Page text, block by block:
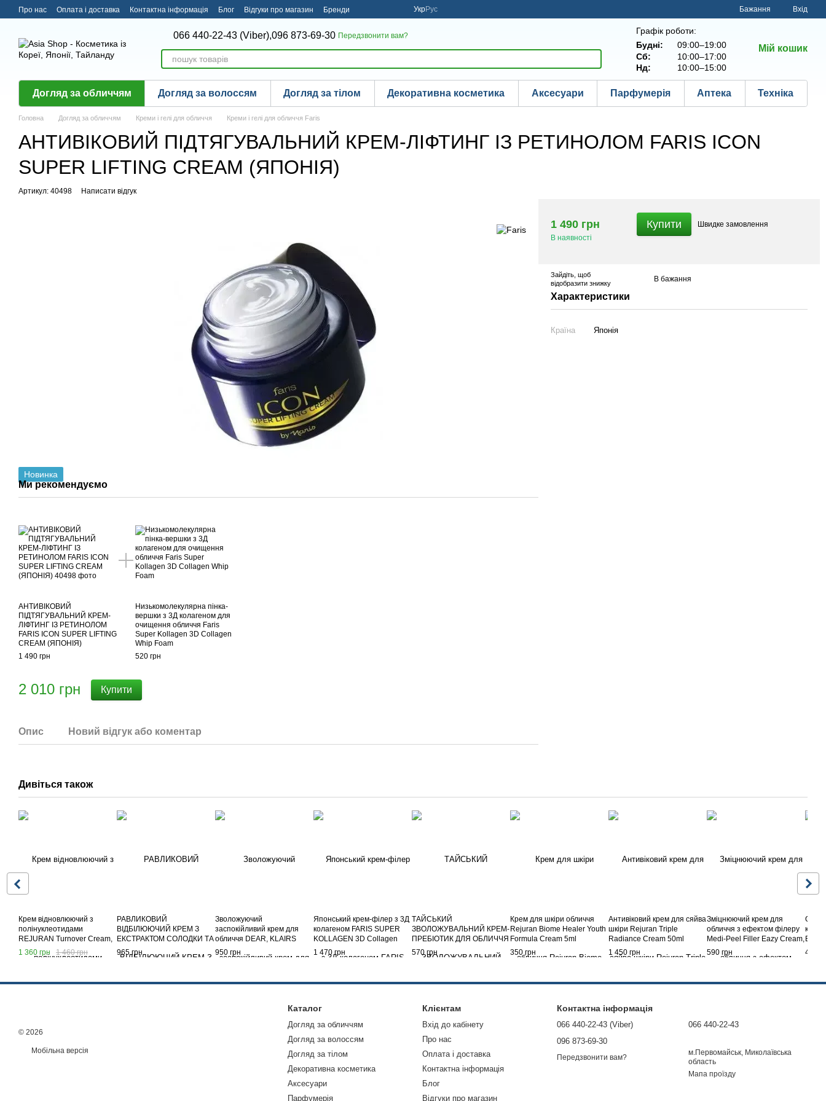
Перейти до основного контенту
Про нас Оплата і доставка Контактна інформація Блог Відгуки про магазин Бренди УкрРус Бажання Вхід
066 440-22-43 (Viber),096 873-69-30 Передзвонити вам?
Графік роботи:
Будні:
09:00–19:00
Сб:
10:00–17:00
Нд:
10:00–15:00
Мій кошик
Догляд за обличчям Догляд за волоссям Догляд за тілом Декоративна косметика Аксесуари Парфумерія Аптека Техніка
Головна Догляд за обличчям Креми і гелі для обличчя Креми і гелі для обличчя Faris
АНТИВІКОВИЙ ПІДТЯГУВАЛЬНИЙ КРЕМ-ЛІФТИНГ ІЗ РЕТИНОЛОМ FARIS ICON
SUPER LIFTING CREAM (ЯПОНІЯ)
Артикул: 40498 Написати відгук
Новинка
Ми рекомендуємо
АНТИВІКОВИЙ
ПІДТЯГУВАЛЬНИЙ КРЕМ-
ЛІФТИНГ ІЗ РЕТИНОЛОМ
FARIS ICON SUPER LIFTING
CREAM (ЯПОНІЯ)
1 490 грн
Низькомолекулярна пінка-
вершки з 3Д колагеном для
очищення обличчя Faris
Super Kollagen 3D Collagen
Whip Foam
520 грн
2 010 грн Купити
Опис Новий відгук або коментар
1 490 грн
В наявності
Купити Швидке замовлення
Зайдіть , щоб
відобразити знижку
В бажання
Характеристики
Країна Японія
Дивіться також
Крем відновлюючий з
полінуклеотидами
REJURAN Turnover Cream,
50 мл
1 360 грн 1 460 грн
РАВЛИКОВИЙ
ВІДБІЛЮЮЧИЙ КРЕМ З
ЕКСТРАКТОМ СОЛОДКИ ТА
ГАМАМЕЛІСУ,
НІАЦИНАМІДОМ,
965 грн
Зволожуючий
заспокійливий крем для
обличчя DEAR, KLAIRS
Midnight Blue Calming
Cream, 60 мл
950 грн
Японський крем-філер з 3Д
колагеном FARIS SUPER
KOLLAGEN 3D Collagen
Filler Cream, 30 мл
1 470 грн
ТАЙСЬКИЙ
ЗВОЛОЖУВАЛЬНИЙ КРЕМ-
ПРЕБІОТИК ДЛЯ ОБЛИЧЧЯ
FACY: 8 ВИДІВ
ГІАЛУРОНОВОЇ КИСЛОТИ І
570 грн
Крем для шкіри обличчя
Rejuran Biome Healer Youth
Formula Cream 5ml
350 грн
Антивіковий крем для сяйва
шкіри Rejuran Triple
Radiance Cream 50ml
1 450 грн
Зміцнюючий крем для
обличчя з ефектом філеру
Medi-Peel Filler Eazy Cream,
50 мл
590 грн 480
© 2026
Мобільна версія
Каталог
Догляд за обличчям
Догляд за волоссям
Догляд за тілом
Декоративна косметика
Аксесуари
Парфумерія
Клієнтам
Вхід до кабінету
Про нас
Оплата і доставка
Контактна інформація
Блог
Відгуки про магазин
Контактна інформація
066 440-22-43 (Viber)
096 873-69-30
Передзвонити вам?
066 440-22-43
м.Первомайськ, Миколаївська
область
Мапа проїзду